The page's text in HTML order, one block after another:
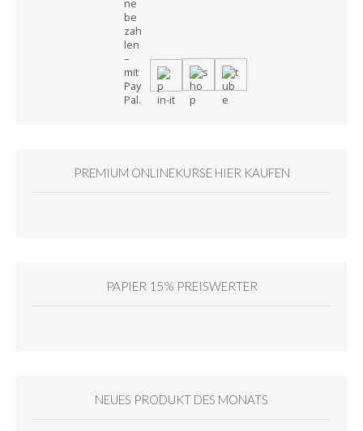
PREMIUM ONLINEKURSE HIER KAUFEN
PAPIER 15% PREISWERTER
NEUES PRODUKT DES MONATS